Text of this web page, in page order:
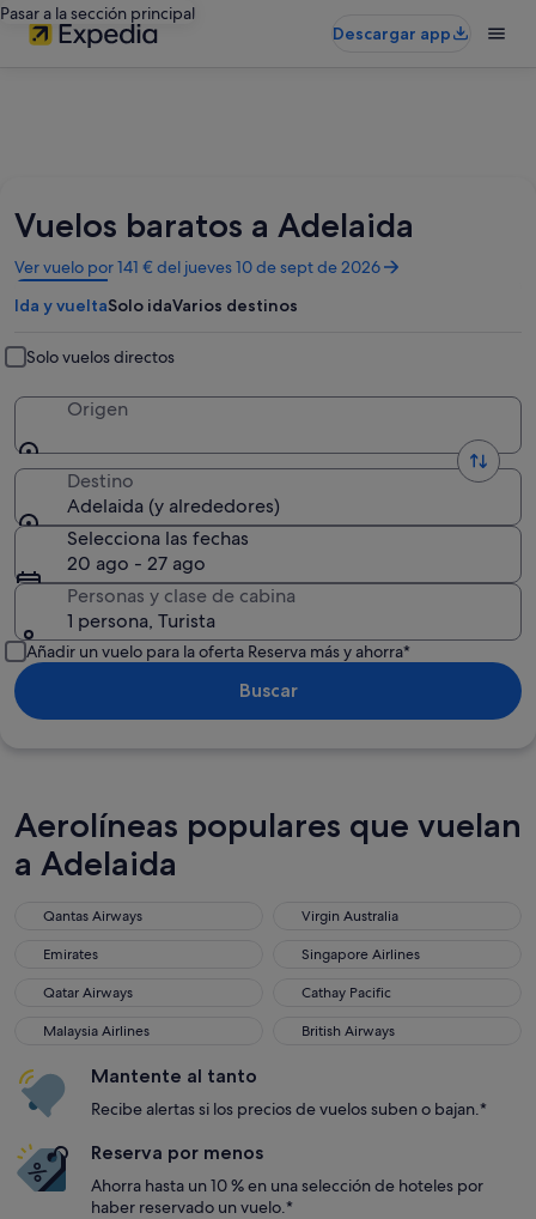
Pasar a la sección principal
Descargar app
Vuelos baratos a Adelaida
Ver vuelo por 141 € del jueves 10 de sept de 2026
Se
abre
en
ventana
nueva
Ida y vueltaSolo idaVarios destinos
Solo vuelos directos
Origen
Destino
Adelaida (y alrededores)
Selecciona las fechas
20 ago - 27 ago
Personas y clase de cabina
1 persona, Turista
Añadir un vuelo para la oferta Reserva más y ahorra*
Buscar
Aerolíneas populares que vuelan
a Adelaida
Qantas Airways
Qantas Airways Virgin Australia
Virgin Australia
Emirates
Emirates Singapore Airlines
Singapore Airlines
Qatar Airways
Qatar Airways Cathay Pacific
Cathay Pacific
Malaysia Airlines
Malaysia Airlines British Airways
British Airways
Mantente al tanto
Recibe alertas si los precios de vuelos suben o bajan.*
Reserva por menos
Ahorra hasta un 10 % en una selección de hoteles por
haber reservado un vuelo.*